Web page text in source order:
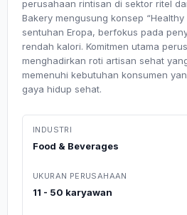
perusahaan rintisan di sektor ritel
Bakery mengusung konsep “Healthy
sentuhan Eropa, berfokus pada
rendah kalori. Komitmen utama
menghadirkan roti artisan sehat
memenuhi kebutuhan konsumen
gaya hidup sehat.
INDUSTRI
Food & Beverages
UKURAN PERUSAHAAN
11 - 50 karyawan